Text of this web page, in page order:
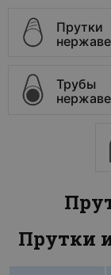
Прутки
Трубы
Прутки